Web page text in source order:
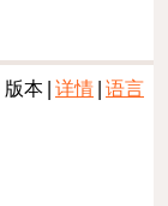
版本 | 详情 | 语言